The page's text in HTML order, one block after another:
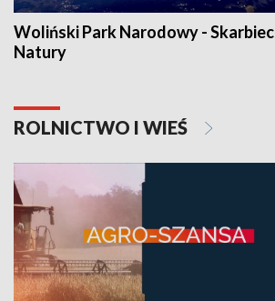
Woliński Park Narodowy - Skarbiec
Natury
ROLNICTWO I WIEŚ